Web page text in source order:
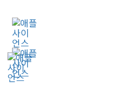
links
to
primary
navigation
Skip
to
content